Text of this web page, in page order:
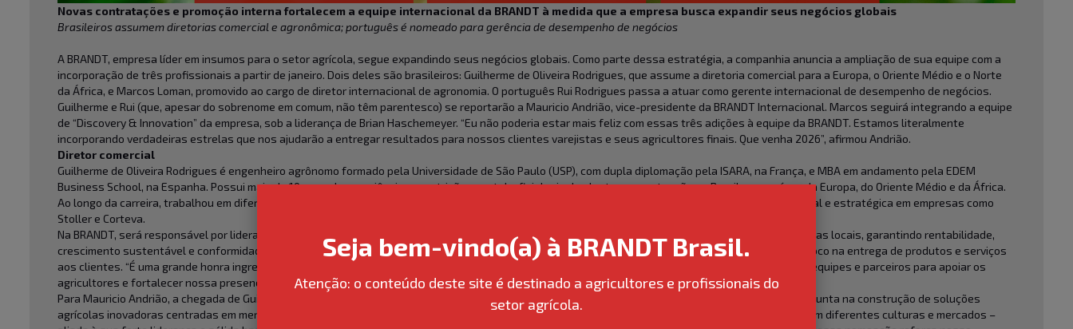
Novas contratações e promoção interna fortalecem a equipe internacional da BRANDT à medida que a empresa busca expandir seus negócios globais
Brasileiros assumem diretorias comercial e agronômica; português é nomeado para gerência de desempenho de negócios
A BRANDT, empresa líder em insumos para o setor agrícola, segue expandindo seus negócios globais. Como parte dessa estratégia, a companhia anuncia a ampliação de sua equipe com a
incorporação de três profissionais a partir de janeiro. Dois deles são brasileiros: Guilherme de Oliveira Rodrigues, que assume a diretoria comercial para a Europa, o Oriente Médio e o Norte
da África, e Marcos Loman, promovido ao cargo de diretor internacional de agronomia. O português Rui Rodrigues passa a atuar como gerente internacional de desempenho de negócios.
Guilherme e Rui (que, apesar do sobrenome em comum, não têm parentesco) se reportarão a Mauricio Andrião, vice-presidente da BRANDT Internacional. Marcos seguirá integrando a equipe
de “Discovery & Innovation” da empresa, sob a liderança de Brian Haschemeyer. “Eu não poderia estar mais feliz com essas três adições à equipe da BRANDT. Estamos literalmente
incorporando verdadeiras estrelas que nos ajudarão a entregar resultados para nossos clientes varejistas e seus agricultores finais. Que venha 2026”, afirmou Andrião.
Diretor comercial
Guilherme de Oliveira Rodrigues é engenheiro agrônomo formado pela Universidade de São Paulo (USP), com dupla diplomação pela ISARA, na França, e MBA em andamento pela EDEM
Business School, na Espanha. Possui mais de 10 anos de experiência em nutrição vegetal e fisiologia de plantas, com atuação no Brasil e em países da Europa, do Oriente Médio e da África.
Ao longo da carreira, trabalhou em diferentes sistemas de cultivo (de frutas e hortaliças a grandes culturas) e ocupou posições de liderança comercial e estratégica em empresas como
Stoller e Corteva.
Na BRANDT, será responsável por liderar as operações comerciais em sua região, impulsionando a execução estratégica em alinhamento com lideranças locais, garantindo rentabilidade,
crescimento sustentável e conformidade regulatória, além de contribuir para a construção de uma organização comercial de alta performance, com foco na entrega de produtos e serviços
aos clientes. “É uma grande honra ingressar na BRANDT em um momento tão empolgante para a empresa. Estou ansioso para trabalhar com nossas equipes e parceiros para apoiar os
agricultores e fortalecer nossa presença nesses mercados tão diversos”, disse.
Para Mauricio Andrião, a chegada de Guilherme fortalece a estratégia comercial da empresa em mercados internacionais. A dupla já havia trabalhado junta na construção de soluções
agrícolas inovadoras centradas em mercados estratégicos. Segundo o vice-presidente da BRANDT Internacional, “a ampla experiência do Guilherme em diferentes culturas e mercados –
Seja bem-vindo(a) à BRANDT Brasil.
Atenção: o conteúdo deste site é destinado a agricultores e profissionais do
setor agrícola.